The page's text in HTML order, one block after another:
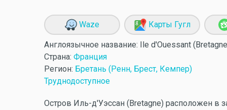
Waze Карты Гугл
Англоязычное название: Ile d'Ouessant
Страна: Франция
Регион: Бретань (Ренн, Брест, Кемпер)
Труднодоступное
Остров Иль-д'Уэссан (Bretagne) расположен в